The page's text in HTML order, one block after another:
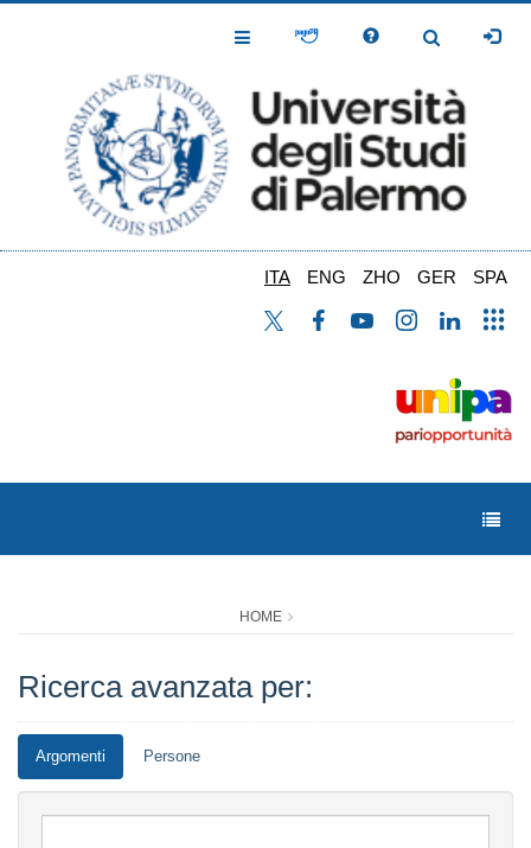
Toggle
Toggle
ITA ENG ZHO GER SPA
HOME
Ricerca avanzata per:
Argomenti Persone